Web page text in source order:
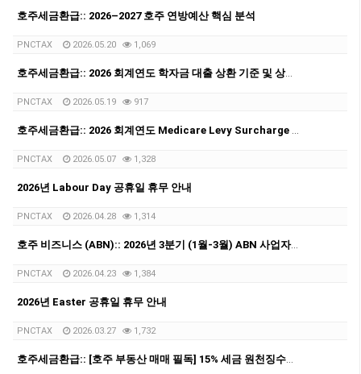
호주세금환급:: 2026–2027 호주 연방예산 핵심 분석
PNCTAX 2026.05.20 1,069
호주세금환급:: 2026 회계연도 학자금 대출 상환 기준 및 상환율
PNCTAX 2026.05.19 917
호주세금환급:: 2026 회계연도 Medicare Levy Surcharge 소득 기준과 세율 정리
PNCTAX 2026.05.07 1,328
2026년 Labour Day 공휴일 휴무 안내
PNCTAX 2026.04.28 1,314
호주 비즈니스 (ABN):: 2026년 3분기 (1월-3월) ABN 사업자 GST/BAS 신청 마감일 안내 (4월28일)
PNCTAX 2026.04.23 1,384
2026년 Easter 공휴일 휴무 안내
PNCTAX 2026.03.27 1,732
호주세금환급:: [호주 부동산 매매 필독] 15% 세금 원천징수를 피하는 방법: Clearance Certificate/Variation Notice 완벽 정리